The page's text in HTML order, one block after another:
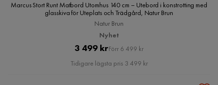
Marcus Stort Runt Matbord Utomhus 140 cm – Utebord i konstrotting med
glasskiva för Uteplats och Trädgård, Natur Brun
Natur Brun
Nyhet
Pris
3 499 krOriginal
Pris
Förr 6 499 kr
Tidigare lägsta pris 3 499 kr